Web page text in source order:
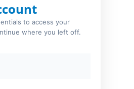
to access your
where you left off.